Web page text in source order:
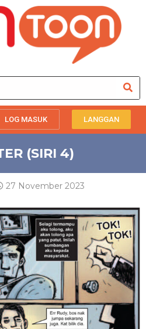
LOG MASUK LANGGAN
(SIRI 4)
27 November 2023